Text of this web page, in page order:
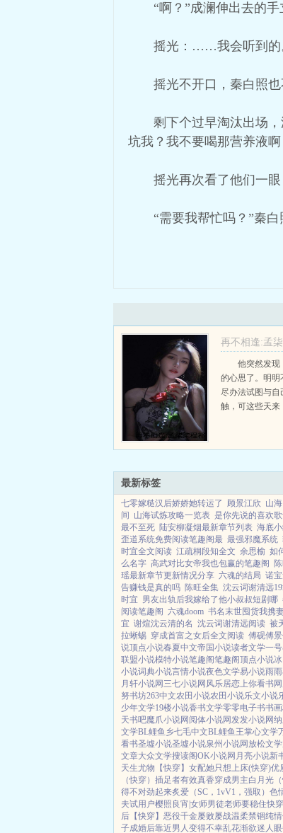
“啊？”成澜伸出去的
摇光：……我会听到的
摇光不开口，秦白照
剩下个过早淘汰出场
坑我？我不要喝那营养液啊
摇光再次看了他们一
“需要我帮忙吗？”秦
再不相逢:孟
+番外
孟柒柒程祁礼
他突然发现
的心思了。明明
尽办法试图与自
触，可这些天来
最新标签
七零嫁糙汉后娇娇她转运了 顾景江欣 山
间
山海试炼攻略一览表 是你先说的喜欢
最不至死 陆安柳凝烟最新章节列表 海底
歪道系统免费阅读笔趣阁最 最强邪魔系统
时宜全文阅读 江疏桐段知全文 余思榆 如
么名字 高武对比女帝我也包赢的笔趣阁
瑶最新章节更新情况分享 六魂的结局 诺
告赚钱是真的吗 陈旺全集 沈云词谢清远
时宜 男友出轨后我嫁给了他小叔叔短剧哪
阅读笔趣阁 六魂doom 书名末世囤货我携
宜 谢煊沈云清的名 沈云词谢清远阅读 被
拉蜥蜴 穿成首富之女后全文阅读 傅砚傅
说顶点小说春夏中文帝国小说读者文学一
联盟小说模特小说笔趣阁笔趣阁顶点小说
小说词典小说言情小说夜色文学易小说雨
月轩小说网 三七小说网 风乐居恋上你看书网
努书坊263中文农田小说农田小说乐文小说
少年文学19楼小说香书文学零零电子书书
天书吧魔爪小说网 阅体小说网发发小说网
文学BL鲤鱼乡七毛中文BL鲤鱼王掌心文学
看书圣墟小说圣墟小说泉州小说网放松文学
文章大众文学搜读阁OK小说网 月亮小说新
天生尤物【快穿】 女配她只想上床(快穿)优
（快穿）插足者有效真香穿成男主白月光（
得不对劲起来炙爱（SC，1vV1，强取） 色
夫试用户樱照良宵|女师男徒老师要稳住快
后【快穿】 恶役千金屡败屡战温柔禁锢纯情
子成婚后靠近男人变得不幸乱花渐欲迷人眼